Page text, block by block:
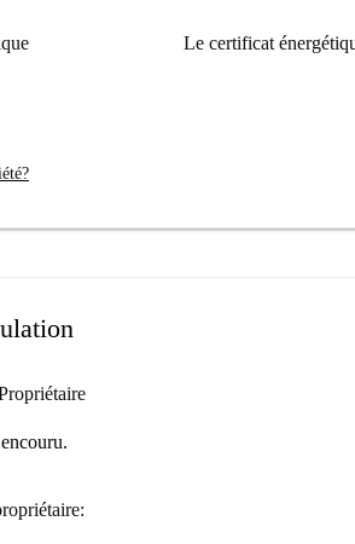
Le certificat